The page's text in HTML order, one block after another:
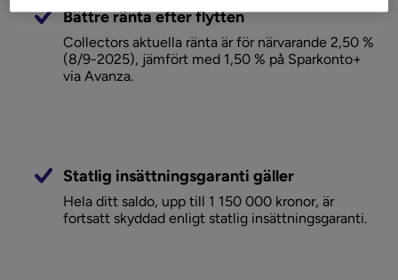
Bättre ränta efter flytten
Collectors aktuella ränta är för närvarande 2,50 %
(8/9-2025), jämfört med 1,50 % på Sparkonto+
via Avanza.
Statlig insättningsgaranti gäller
Hela ditt saldo, upp till 1 150 000 kronor, är
fortsatt skyddad enligt statlig insättningsgaranti.